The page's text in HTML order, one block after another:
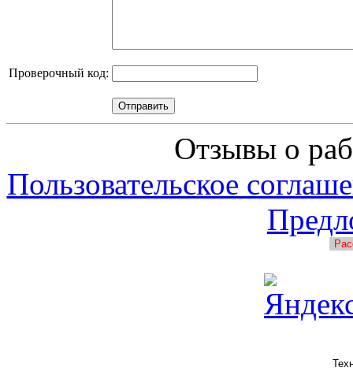
Проверочный код:
Отзывы о
Пользовательское